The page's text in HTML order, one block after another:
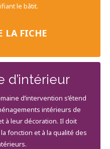
le bâtit.
LA FICHE
d’intérieur
d’intervention s’étend
intérieurs de
à leur décoration. Il doit
fonction et à la qualité des